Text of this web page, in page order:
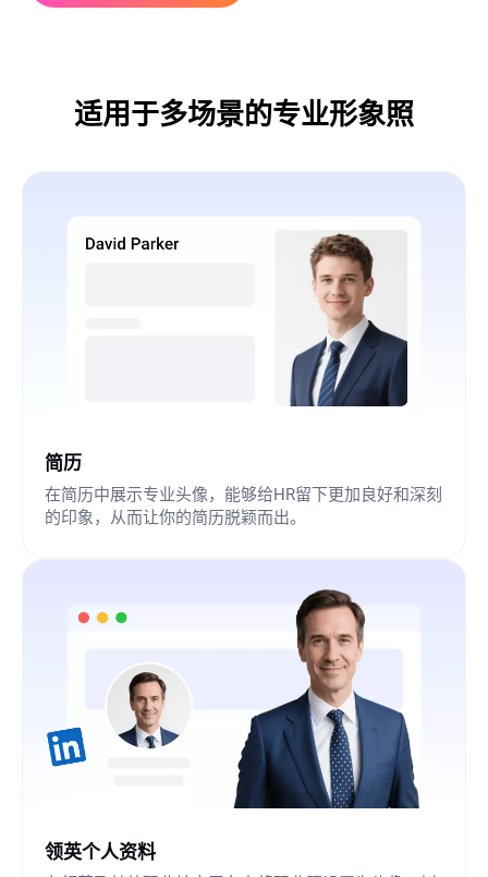
适用于多场景的专业形象照
简历
在简历中展示专业头像，能够给HR留下更加良好和深刻
的印象，从而让你的简历脱颖而出。
领英个人资料